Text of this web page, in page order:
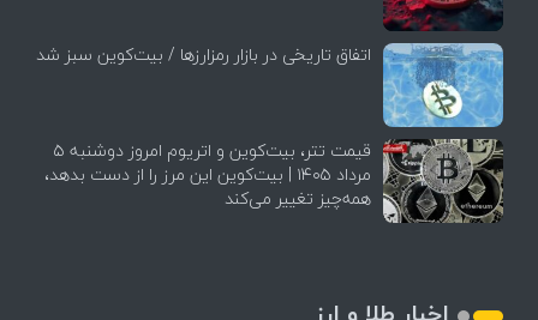
اتفاق تاریخی در بازار رمزارزها / بیت‌کوین سبز شد
قیمت تتر، بیت‌کوین و اتریوم امروز دوشنبه ۵
مرداد ۱۴۰۵ | بیت‌کوین این مرز را از دست بدهد،
همه‌چیز تغییر می‌کند